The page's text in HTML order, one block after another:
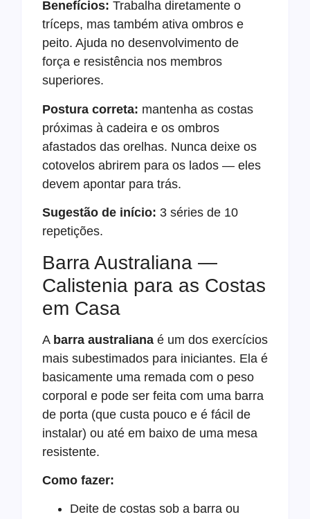
Benefícios: Trabalha diretamente o
tríceps, mas também ativa ombros e
peito. Ajuda no desenvolvimento de
força e resistência nos membros
superiores.
Postura correta: mantenha as costas
próximas à cadeira e os ombros
afastados das orelhas. Nunca deixe os
cotovelos abrirem para os lados — eles
devem apontar para trás.
Sugestão de início: 3 séries de 10
repetições.
Barra Australiana —
Calistenia para as Costas
em Casa
A barra australiana é um dos exercícios
mais subestimados para iniciantes. Ela é
basicamente uma remada com o peso
corporal e pode ser feita com uma barra
de porta (que custa pouco e é fácil de
instalar) ou até em baixo de uma mesa
resistente.
Como fazer:
Deite de costas sob a barra ou